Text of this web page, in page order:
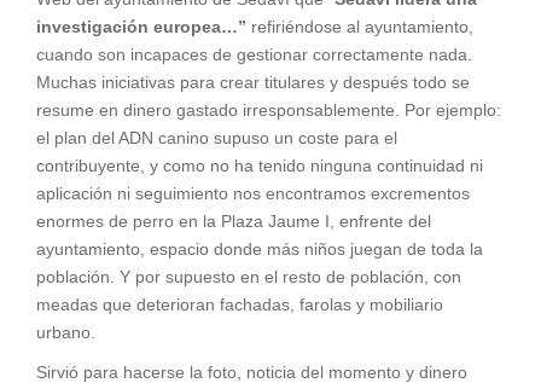
investigación europea…” refiriéndose al ayuntamiento,
cuando son incapaces de gestionar correctamente nada.
Muchas iniciativas para crear titulares y después todo se
resume en dinero gastado irresponsablemente. Por ejemplo:
el plan del ADN canino supuso un coste para el
contribuyente, y como no ha tenido ninguna continuidad ni
aplicación ni seguimiento nos encontramos excrementos
enormes de perro en la Plaza Jaume I, enfrente del
ayuntamiento, espacio donde más niños juegan de toda la
población. Y por supuesto en el resto de población, con
meadas que deterioran fachadas, farolas y mobiliario
urbano.
Sirvió para hacerse la foto, noticia del momento y dinero